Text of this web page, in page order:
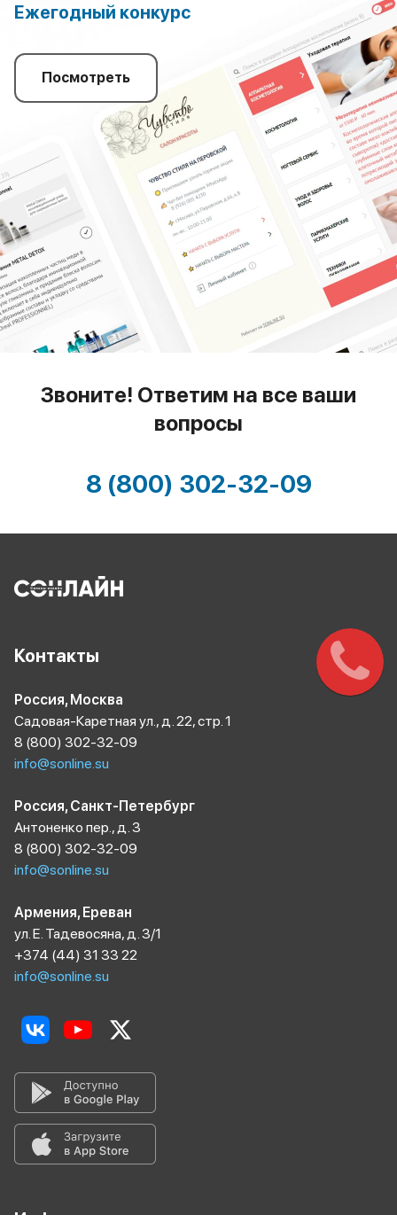
Ежегодный конкурс
Посмотреть
Звоните! Ответим на все ваши
вопросы
8 (800) 302-32-09
Контакты
Россия, Москва
Садовая-Каретная ул., д. 22, стр. 1
8 (800) 302-32-09
info@sonline.su
Россия, Санкт-Петербург
Антоненко пер., д. 3
8 (800) 302-32-09
info@sonline.su
Армения, Ереван
ул. Е. Тадевосяна, д. 3/1
+374 (44) 31 33 22
info@sonline.su